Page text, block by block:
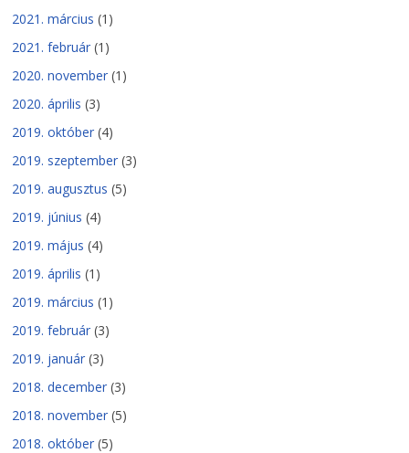
2021. március (1)
2021. február (1)
2020. november (1)
2020. április (3)
2019. október (4)
2019. szeptember (3)
2019. augusztus (5)
2019. június (4)
2019. május (4)
2019. április (1)
2019. március (1)
2019. február (3)
2019. január (3)
2018. december (3)
2018. november (5)
2018. október (5)